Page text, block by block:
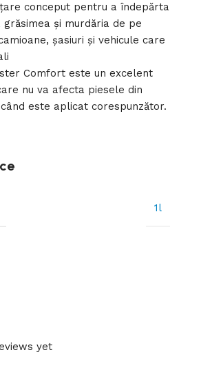
conceput pentru a îndepărta
și murdăria de pe
șasiuri și vehicule care
Comfort este un excelent
nu va afecta piesele din
este aplicat corespunzător.
1l
yet